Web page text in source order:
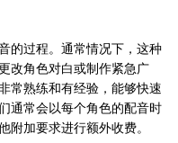
的过程。通常情况下，这种
改角色对白或制作紧急广
常熟练和有经验，能够快速
通常会以每个角色的配音时
附加要求进行额外收费。